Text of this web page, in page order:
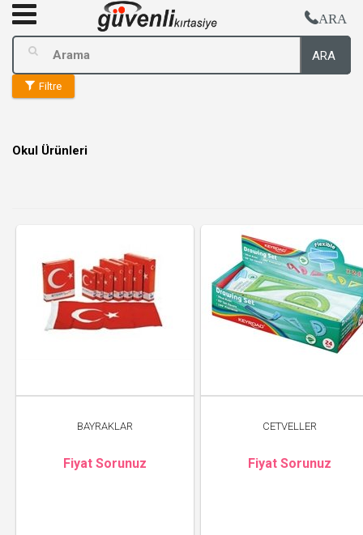
ARA
ARA
Filtre
Okul Ürünleri
BAYRAKLAR
Fiyat Sorunuz
CETVELLER
Fiyat Sorunuz